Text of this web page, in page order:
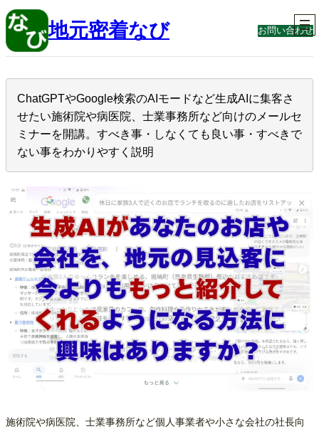
内
容
ス
ッ
地元密着なび お問い合わせ
ChatGPTやGoogle検索のAIモードなど生成AIに集客さ
せたい施術院や病医院、士業事務所など向けのメールセ
ミナーを開講。すべき事・しなくても良い事・すべきで
ない事をわかりやすく説明
施術院や病医院、士業事務所など個人事業者や小さな会社の社長向